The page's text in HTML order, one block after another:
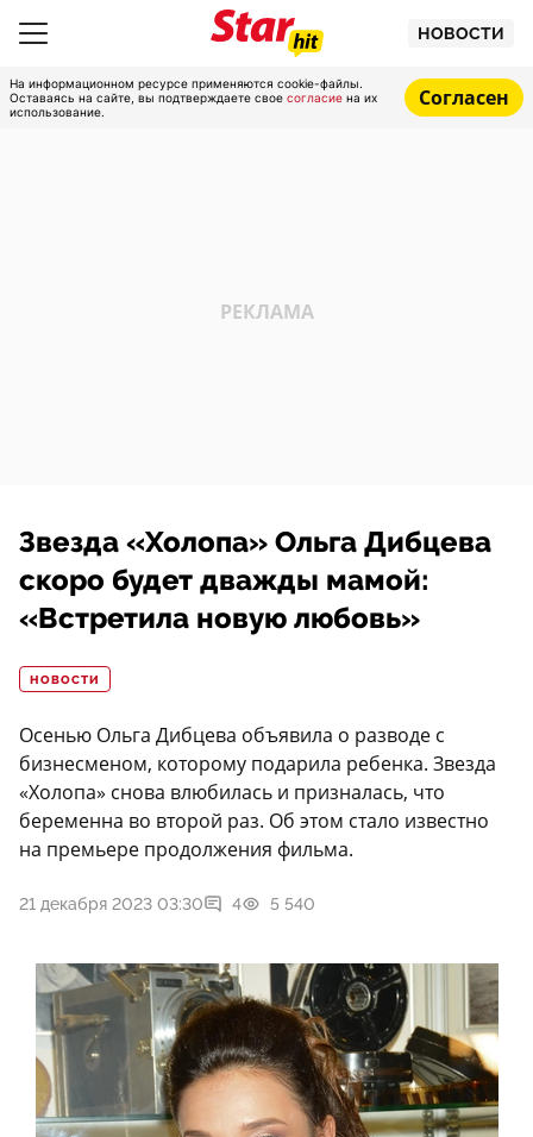
НОВОСТИ
На информационном ресурсе применяются cookie-файлы.
Оставаясь на сайте, вы подтверждаете свое согласие на их
использование.
Согласен
Звезда «Холопа» Ольга Дибцева
скоро будет дважды мамой:
«Встретила новую любовь»
НОВОСТИ
Осенью Ольга Дибцева объявила о разводе с
бизнесменом, которому подарила ребенка. Звезда
«Холопа» снова влюбилась и призналась, что
беременна во второй раз. Об этом стало известно
на премьере продолжения фильма.
21 декабря 2023 03:30 4 5 540